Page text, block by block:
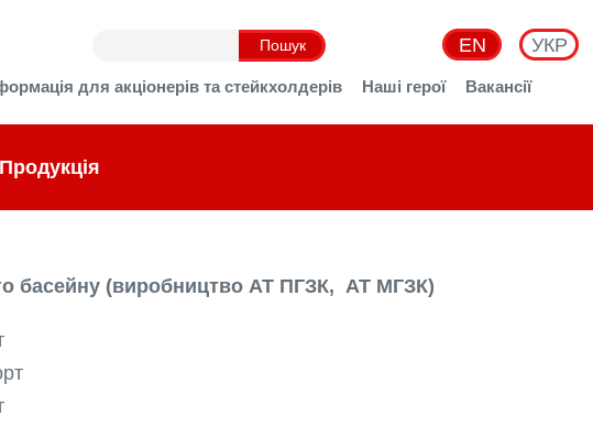
УКР
EN
для акціонерів та стейкхолдерів Наші герої Вакансії
Продукція
басейну (виробництво АТ ПГЗК, АТ МГЗК)